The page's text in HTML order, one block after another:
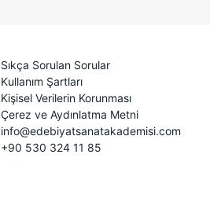
Sıkça Sorulan Sorular
Kullanım Şartları
Kişisel Verilerin Korunması
Çerez ve Aydınlatma Metni
info@edebiyatsanatakademisi.com
+90 530 324 11 85